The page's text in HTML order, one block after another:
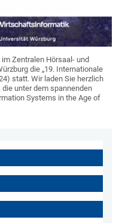
Zentralen Hörsaal- und
die „19. Internationale
statt. Wir laden Sie herzlich
unter dem spannenden
Systems in the Age of